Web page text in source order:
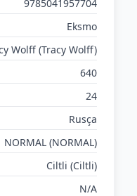
9785041957704
Eksmo
Wolff (Tracy Wolff)
640
24
Rusça
NORMAL (NORMAL)
Ciltli (Ciltli)
N/A